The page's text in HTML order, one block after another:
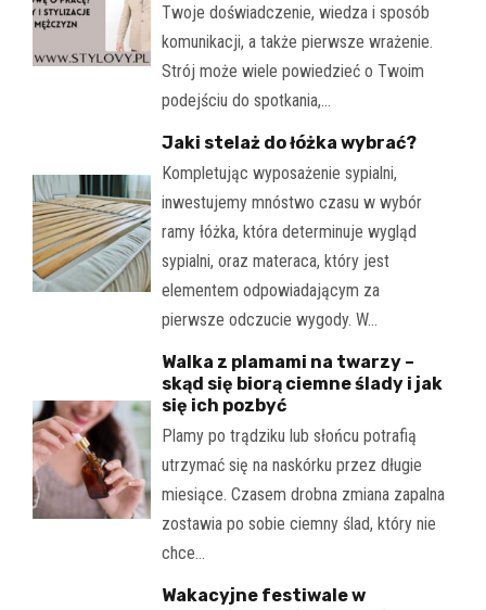
Twoje doświadczenie, wiedza i sposób
komunikacji, a także pierwsze wrażenie.
Strój może wiele powiedzieć o Twoim
podejściu do spotkania,…
Jaki stelaż do łóżka wybrać?
Kompletując wyposażenie sypialni,
inwestujemy mnóstwo czasu w wybór
ramy łóżka, która determinuje wygląd
sypialni, oraz materaca, który jest
elementem odpowiadającym za
pierwsze odczucie wygody. W…
Walka z plamami na twarzy –
skąd się biorą ciemne ślady i jak
się ich pozbyć
Plamy po trądziku lub słońcu potrafią
utrzymać się na naskórku przez długie
miesiące. Czasem drobna zmiana zapalna
zostawia po sobie ciemny ślad, który nie
chce…
Wakacyjne festiwale w